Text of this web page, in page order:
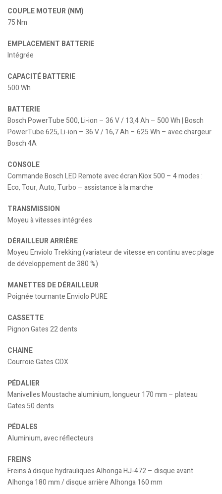
COUPLE MOTEUR (NM)
75 Nm
EMPLACEMENT BATTERIE
Intégrée
CAPACITÉ BATTERIE
500 Wh
BATTERIE
Bosch PowerTube 500, Li-ion – 36 V / 13,4 Ah – 500 Wh | Bosch
PowerTube 625, Li-ion – 36 V / 16,7 Ah – 625 Wh – avec chargeur
Bosch 4A
CONSOLE
Commande Bosch LED Remote avec écran Kiox 500 – 4 modes :
Eco, Tour, Auto, Turbo – assistance à la marche
TRANSMISSION
Moyeu à vitesses intégrées
DÉRAILLEUR ARRIÈRE
Moyeu Enviolo Trekking (variateur de vitesse en continu avec plage
de développement de 380 %)
MANETTES DE DÉRAILLEUR
Poignée tournante Enviolo PURE
CASSETTE
Pignon Gates 22 dents
CHAINE
Courroie Gates CDX
PÉDALIER
Manivelles Moustache aluminium, longueur 170 mm – plateau
Gates 50 dents
PÉDALES
Aluminium, avec réflecteurs
FREINS
Freins à disque hydrauliques Alhonga HJ-472 – disque avant
Alhonga 180 mm / disque arrière Alhonga 160 mm